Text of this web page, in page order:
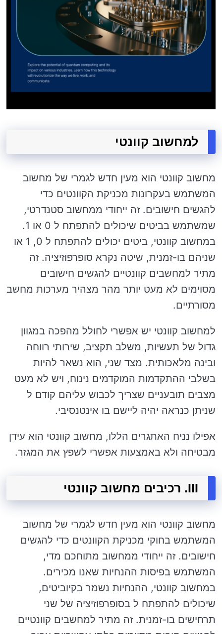
למחשוב קוונטי
מחשוב קוונטי הוא מעין חדש לגמרי של מחשוב
המשתמש בעקרונות מכניקת הקוונטים כדי
להגשים חישובים. זה ייחודי ממחשוב סטנדרטי,
שמשתמש בביטים שיכולים להתפתח ל 0 או 1.
במחשוב קוונטי, ביטים יכולים להתפתח ל 0, 1 או
שניהם בו-זמנית, שיטה נקרא סופרפוזיציה. זה
מתיר למחשבים קוונטיים להגשים חישובים
מסוימים לא מעט יותר מהר מצהיר מערכות מחשב
מסורתיים.
למחשוב קוונטי יש אפשרי לחולל מהפכה במגוון
גדול של תעשיות, משלב תקציב, שירותי רווחה
ובינה מלאכותית. מצד שני, הוא נשאר להיות
בשלבי ההתקדמות המוקדמים נינוח, ויש לא מעט
מצבים תובעניים שצריך לכבוש עליהם קודם ל
שניתן כנראה יהיה ליישם בו אינטנסיבי.
אפילו נניח האתגרים הללו, מחשוב קוונטי הוא עידן
מבטיחה ולא באמצעות אפשרי לשפץ את המגזר.
III. רכיבים מחשוב קוונטי
מחשוב קוונטי הוא מעין חדש לגמרי של מחשוב
המשתמש בחוקי מכניקת הקוונטים כדי להגשים
חישובים. זה ייחודי ממחשוב מתוחכם מדי,
המשתמש בפיסות ההנחיות שאנו מכירים.
במחשוב קוונטי, ההנחיות נשמר בקיוביטים,
שיכולים להתפתח ל בסופרפוזיציה של שני
תרחישים בו-זמנית. זה מתיר למחשבים קוונטיים